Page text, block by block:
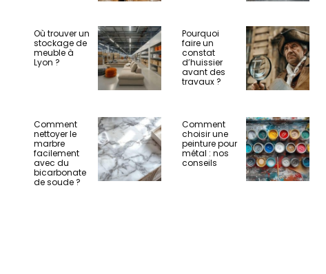
Où trouver un
stockage de
meuble à
Lyon ?
Pourquoi
faire un
constat
d’huissier
avant des
travaux ?
Comment
nettoyer le
marbre
facilement
avec du
bicarbonate
de soude ?
Comment
choisir une
peinture pour
métal : nos
conseils